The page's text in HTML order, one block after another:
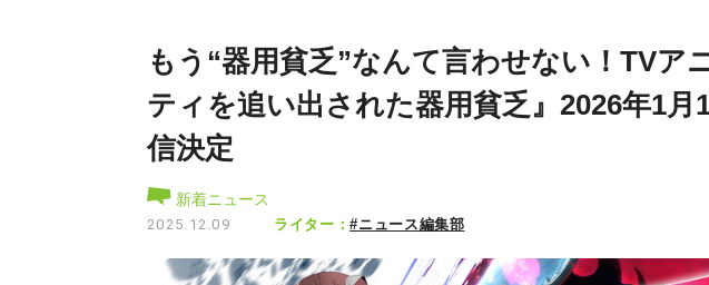
もう“器用貧乏”なんて言わせない！TVア
ティを追い出された器用貧乏』2026年1月
信決定
新着ニュース
2025.12.09 ライター：#ニュース編集部